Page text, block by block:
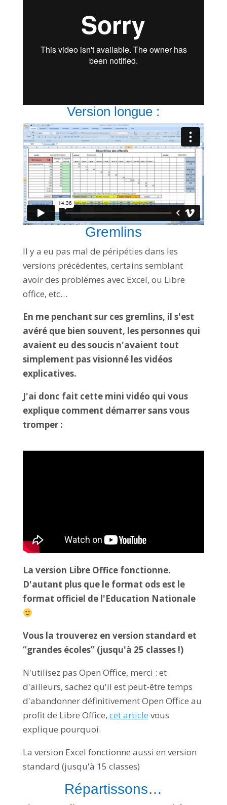
Version longue :
Gremlins
Il y a eu pas mal de péripéties dans les
versions précédentes, certains semblant
avoir des problèmes avec Excel, ou Libre
office, etc…
En me penchant sur ces gremlins, il s'est
avéré que bien souvent, les personnes qui
avaient eu des soucis n'avaient tout
simplement pas visionné les vidéos
explicatives.
J'ai donc fait cette mini vidéo qui vous
explique comment démarrer sans vous
tromper :
La version Libre Office fonctionne.
D'autant plus que le format ods est le
format officiel de l'Education Nationale
Vous la trouverez en version standard et
“grandes écoles” (jusqu'à 25 classes !)
N'utilisez pas Open Office, merci : et
d'ailleurs, sachez qu'il est peut-être temps
d'abandonner définitivement Open Office au
profit de Libre Office, cet article vous
explique pourquoi.
La version Excel fonctionne aussi en version
standard (jusqu'à 15 classes)
Répartissons…